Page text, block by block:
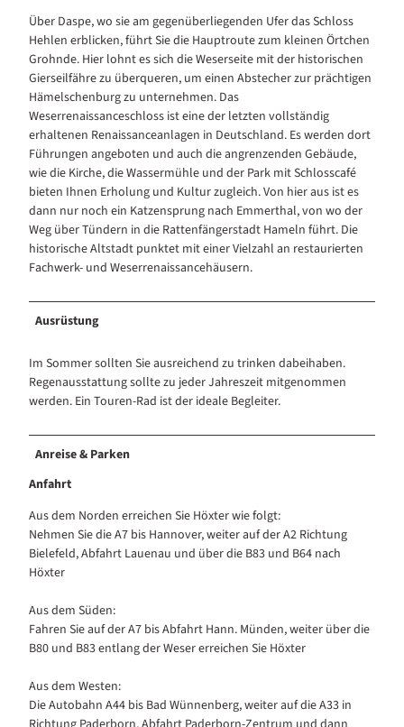
Über Daspe, wo sie am gegenüberliegenden Ufer das Schloss
Hehlen erblicken, führt Sie die Hauptroute zum kleinen Örtchen
Grohnde. Hier lohnt es sich die Weserseite mit der historischen
Gierseilfähre zu überqueren, um einen Abstecher zur prächtigen
Hämelschenburg zu unternehmen. Das
Weserrenaissanceschloss ist eine der letzten vollständig
erhaltenen Renaissanceanlagen in Deutschland. Es werden dort
Führungen angeboten und auch die angrenzenden Gebäude,
wie die Kirche, die Wassermühle und der Park mit Schlosscafé
bieten Ihnen Erholung und Kultur zugleich. Von hier aus ist es
dann nur noch ein Katzensprung nach Emmerthal, von wo der
Weg über Tündern in die Rattenfängerstadt Hameln führt. Die
historische Altstadt punktet mit einer Vielzahl an restaurierten
Fachwerk- und Weserrenaissancehäusern.
Ausrüstung
Im Sommer sollten Sie ausreichend zu trinken dabeihaben.
Regenausstattung sollte zu jeder Jahreszeit mitgenommen
werden. Ein Touren-Rad ist der ideale Begleiter.
Anreise & Parken
Anfahrt
Aus dem Norden erreichen Sie Höxter wie folgt:
Nehmen Sie die A7 bis Hannover, weiter auf der A2 Richtung
Bielefeld, Abfahrt Lauenau und über die B83 und B64 nach
Höxter
Aus dem Süden:
Fahren Sie auf der A7 bis Abfahrt Hann. Münden, weiter über die
B80 und B83 entlang der Weser erreichen Sie Höxter
Aus dem Westen:
Die Autobahn A44 bis Bad Wünnenberg, weiter auf die A33 in